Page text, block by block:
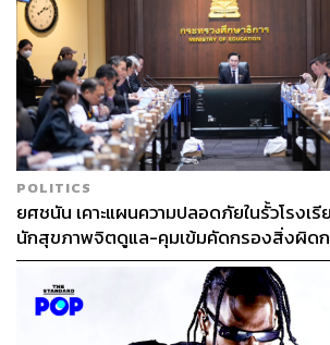
POLITICS
ยศชนัน เคาะแผนความปลอดภัยในรั้วโรงเ
นักสุขภาพจิตดูแล-คุมเข้มคัดกรองสิ่งผิด